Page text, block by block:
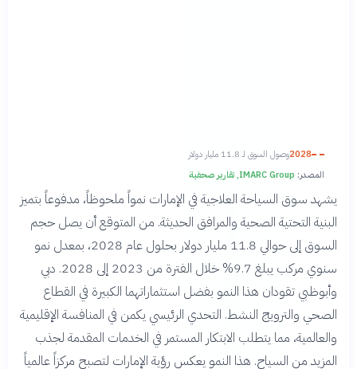
2028وصول السوق لـ 11.8 مليار دولار
المصدر: IMARC Group, تقارير صحفية
يشهد سوق السياحة العلاجية في الإمارات نمواً ملحوظاً، مدفوعاً بتميز
البنية التحتية الصحية والمرافق الحديثة. من المتوقع أن يصل حجم
السوق إلى حوالي 11.8 مليار دولار بحلول عام 2028، بمعدل نمو
سنوي مركب يبلغ 9.7% خلال الفترة من 2023 إلى 2028. دبي
وأبوظبي تقودان هذا النمو بفضل استثماراتهما الكبيرة في القطاع
الصحي والترويج النشط. التحدي الرئيسي يكمن في المنافسة الإقليمية
والعالمية، مما يتطلب الابتكار المستمر في الخدمات المقدمة لجذب
المزيد من السياح. هذا النمو يعكس رؤية الإمارات لتصبح مركزاً عالمياً